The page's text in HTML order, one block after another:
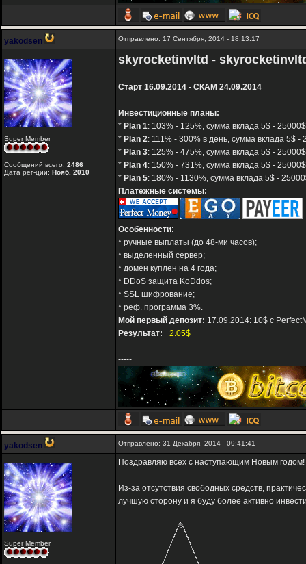
yakodsen Отправлено: 17 Сентября, 2014 - 18:13:17
Super Member
Сообщений всего: 2486
Дата рег-ции: Нояб. 2010
skyrocketinvltd -
Старт 16.09.2014 - СКАМ 24.09.2014
Инвестиционные планы:
* Plan 1: 103% - 125%, сумма вклада 5$ -
* Plan 2: 111% - 300% в день, сумма вклада 5$ -
* Plan 3: 125% - 475%, сумма вклада 5$ -
* Plan 4: 150% - 731%, сумма вклада 5$ -
* Plan 5: 180% - 1130%, сумма вклада 5$ -
Платёжные системы:
Особенности:
* ручные выплаты (до 48-ми часов);
* выделенный сервер;
* домен куплен на 4 года;
* DDoS защита KoDdos;
* SSL шифрование;
* реф. программа 3%.
Мой первый депозит: 17.09.2014: 10$ с
Результат: +2.05$
-----
yakodsen Отправлено: 31 Декабря, 2014 - 09:41:41
Super Member
Поздравляю всех с наступающим Новым годом!
Из-за отсутствия свободных средств,
лучшую сторону и я буду более активно